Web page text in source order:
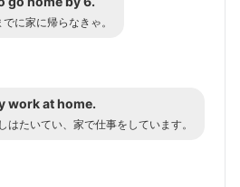
に家に帰らなきゃ。
work at home.
はたいてい、家で仕事をしています。